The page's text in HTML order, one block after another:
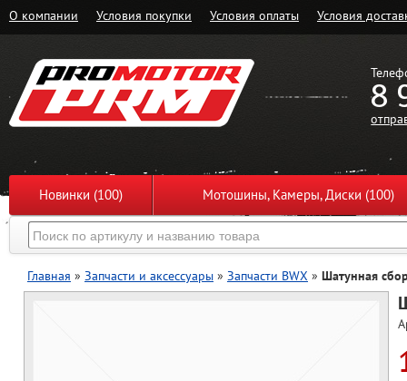
О компании Условия покупки Условия оплаты Условия
8
Новинки (100) Мотошины, Камеры, Диски (100)
Главная » Запчасти и аксессуары » Запчасти BWX » Шатунная